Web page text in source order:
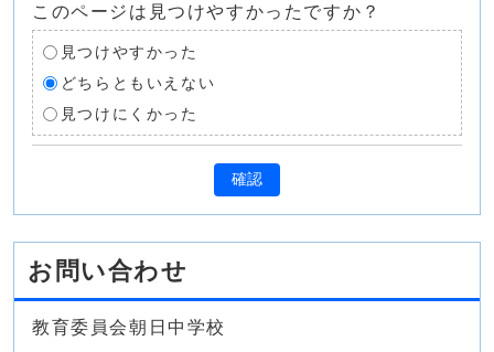
このページは見つけやすかったですか？
見つけやすかった
どちらともいえない
見つけにくかった
確認
お問い合わせ
教育委員会朝日中学校